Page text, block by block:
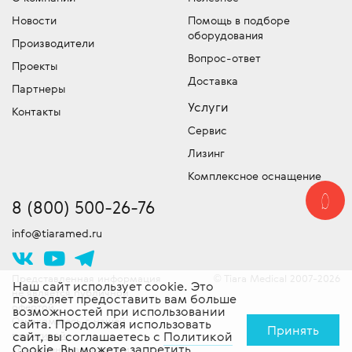
медицинское оборудование –
обязательно уточняйте, что входит в эту
сумму!
Скидки!
У нас действует гибкая система
скидок, постоянно проводятся
специальные акции и действуют другие
привлекательные предложения. Следите
Отдел запчастей медицинского
оборудования
Подбор и продажа оригинальных
запчастей для медицинской техники.
Мы имеем собственный лицензированный
сервисный центр для обслуживания и
устранения неисправностей и команду
сертифицированных специалистов
выездного обслуживания техники. Работы
проводятся согласно стандартам
производителя. Доставляем
оборудование в сервисный центр -
Новости
Производители
Проекты
Партнеры
Контакты
Помощь в подборе
оборудования
Вопрос-ответ
Доставка
Услуги
Сервис
Лизинг
Комплексное оснащение
8 (800) 500-26-76
info@tiaramed.ru
не является публичной
офертой.
Ознакомьтесь с нашей
политикой
конфиденциальностии
Наш сайт использует cookie. Это
позволяет предоставить вам больше
возможностей при использовании
сайта. Продолжая использовать
сайт, вы соглашаетесь с Политикой Принять